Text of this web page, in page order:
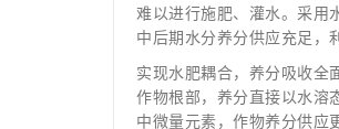
难以进行施肥、灌水。采用
中后期水分养分供应充足，
实现水肥耦合，养分吸收全
作物根部，养分直接以水溶
中微量元素，作物养分供应